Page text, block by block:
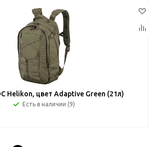
Helikon, цвет Adaptive Green (21л)
Есть в наличии (9)